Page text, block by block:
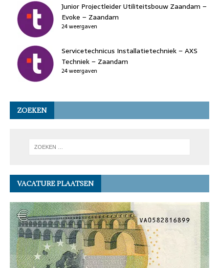
Junior Projectleider Utiliteitsbouw Zaandam –
Evoke – Zaandam
24 weergaven
Servicetechnicus Installatietechniek – AXS
Techniek – Zaandam
24 weergaven
ZOEKEN
VACATURE PLAATSEN